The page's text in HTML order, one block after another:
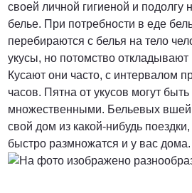
своей личной гигиеной и
белье. При потребности в еде
перебираются с белья на тело
укусы, но потомство откладывают
Кусают они часто, с интервалом
часов. Пятна от укусов могут
множественными. Бельевых вшей
свой дом из какой-нибудь
быстро размножатся и у вас дома.